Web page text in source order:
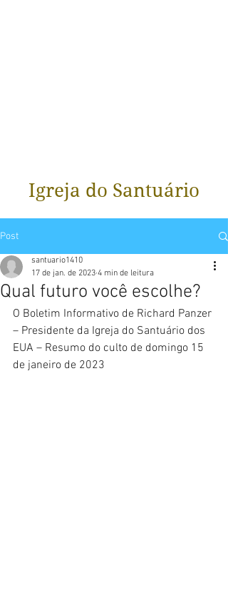
Igreja do Santuário
Post
Qual futuro você escolhe?
santuario1410
17 de jan. de 2023 4 min de leitura
O Boletim Informativo de Richard Panzer
– Presidente da Igreja do Santuário dos
EUA – Resumo do culto de domingo 15
de janeiro de 2023